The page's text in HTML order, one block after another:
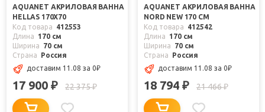
AQUANET АКРИЛОВАЯ ВАННА
HELLAS 170X70
Код товара
412553
Длина
170 см
Ширина
70 см
Страна
Россия
доставим 11.08 за 0₽
17 900 ₽ 22 375₽
AQUANET АКРИЛОВАЯ ВАННА
NORD NEW 170 СМ
Код товара
412542
Длина
170 см
Ширина
70 см
Страна
Россия
доставим 11.08 за 0₽
18 794 ₽ 21 466₽